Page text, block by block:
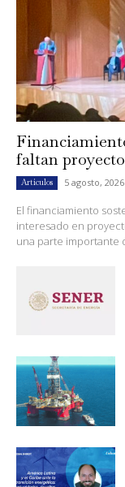
faltan
Artículos 5 agosto, 2026
El financiamiento
interesado en
una parte importante